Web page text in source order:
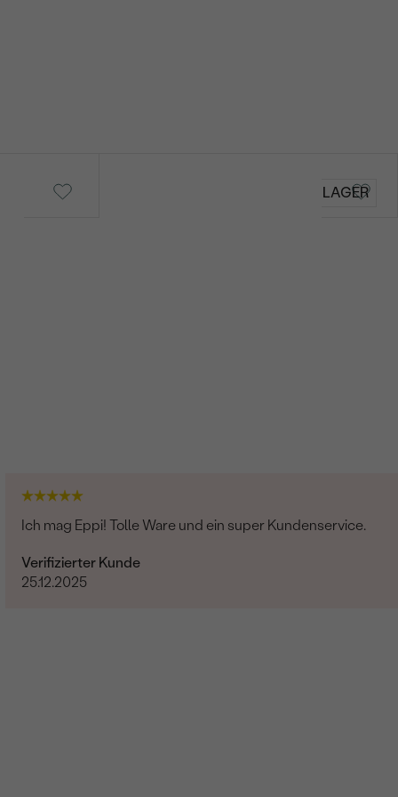
AUF LAGER
Ich mag Eppi! Tolle Ware und ein super Kundenservice.
Verifizierter Kunde
25.12.2025